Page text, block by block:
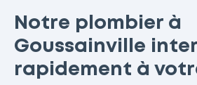
Notre plombier à
Goussainville
rapidement à